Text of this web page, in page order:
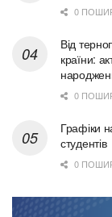
0
Від
країни:
0
Графіки
студентів
0